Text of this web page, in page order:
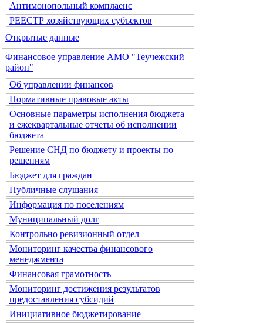
Антимонопольный комплаенс
РЕЕСТР хозяйствующих субъектов
Открытые данные
Финансовое управление АМО "Теучежский
район"
Об управлении финансов
Нормативные правовые акты
Основные параметры исполнения бюджета
и ежеквартальные отчеты об исполнении
бюджета
Решение СНД по бюджету и проекты по
решениям
Бюджет для граждан
Публичные слушания
Информация по поселениям
Муниципальный долг
Контрольно ревизионный отдел
Мониторинг качества финансового
менеджмента
Финансовая грамотность
Мониторинг достижения результатов
предоставления субсидий
Инициативное бюджетирование